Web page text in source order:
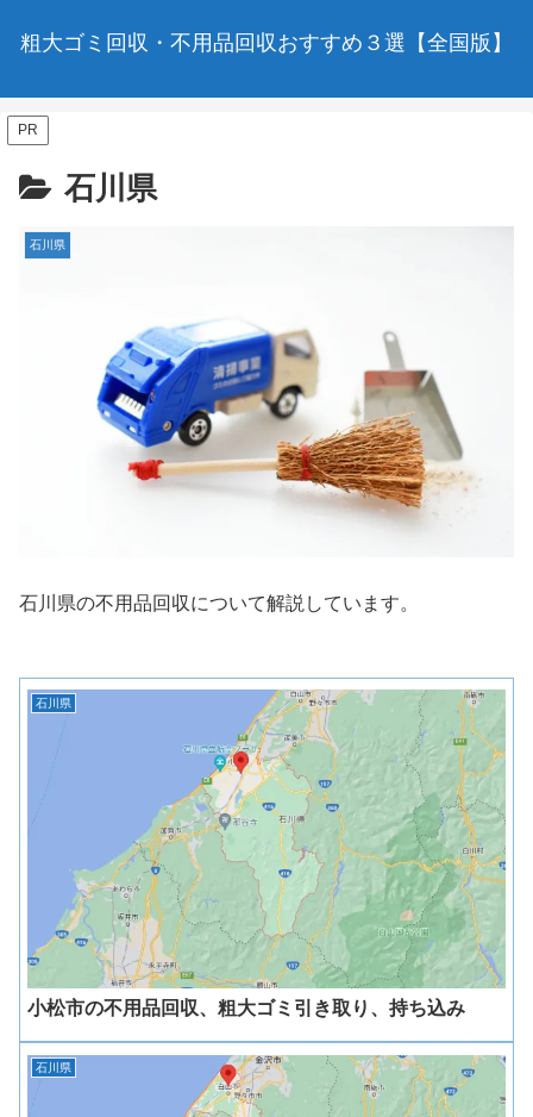
粗大ゴミ回収・不用品回収おすすめ３選【全国版】
PR
石川県
石川県
石川県の不用品回収について解説しています。
石川県
小松市の不用品回収、粗大ゴミ引き取り、持ち込み
石川県